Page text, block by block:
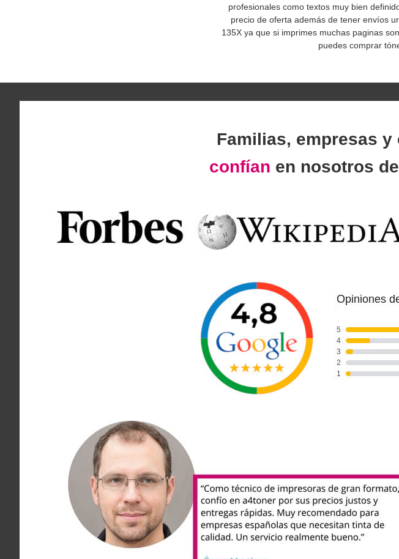
profesionales como textos muy bien
precio de oferta además de tener envíos
135X ya que si imprimes muchas paginas
puedes comprar
Familias, empresas
confían en nosotros